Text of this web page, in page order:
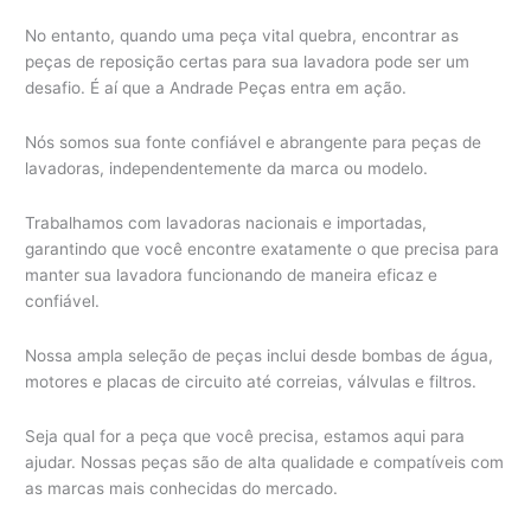
No entanto, quando uma peça vital quebra, encontrar as
peças de reposição certas para sua lavadora pode ser um
desafio. É aí que a Andrade Peças entra em ação.
Nós somos sua fonte confiável e abrangente para peças de
lavadoras, independentemente da marca ou modelo.
Trabalhamos com lavadoras nacionais e importadas,
garantindo que você encontre exatamente o que precisa para
manter sua lavadora funcionando de maneira eficaz e
confiável.
Nossa ampla seleção de peças inclui desde bombas de água,
motores e placas de circuito até correias, válvulas e filtros.
Seja qual for a peça que você precisa, estamos aqui para
ajudar. Nossas peças são de alta qualidade e compatíveis com
as marcas mais conhecidas do mercado.